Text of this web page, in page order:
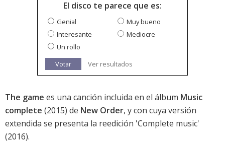
El disco te parece que es:
Genial
Muy bueno
Interesante
Mediocre
Un rollo
Votar
Ver resultados
The game es una canción incluida en el álbum Music
complete (2015) de New Order, y con cuya versión
extendida se presenta la reedición 'Complete music'
(2016).